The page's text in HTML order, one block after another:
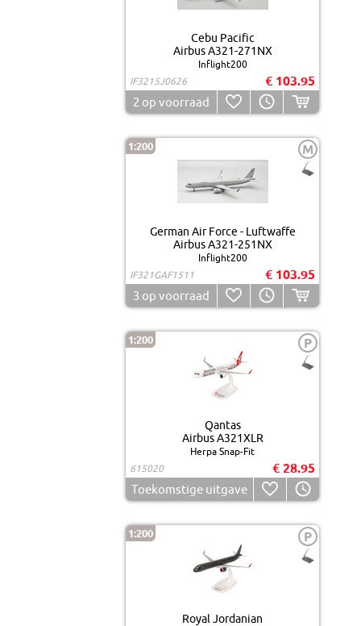
Cebu Pacific
Airbus A321-271NX
Inflight200
IF3215J0626
€ 103.95
2 op voorraad
1:200 M
German Air Force - Luftwaffe
Airbus A321-251NX
Inflight200
IF321GAF1511
€ 103.95
3 op voorraad
1:200 P
Qantas
Airbus A321XLR
Herpa Snap-Fit
615020
€ 28.95
Toekomstige uitgave
1:200 P
Royal Jordanian